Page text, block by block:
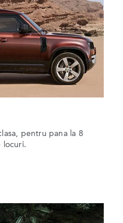
pentru pana la 8
locuri.